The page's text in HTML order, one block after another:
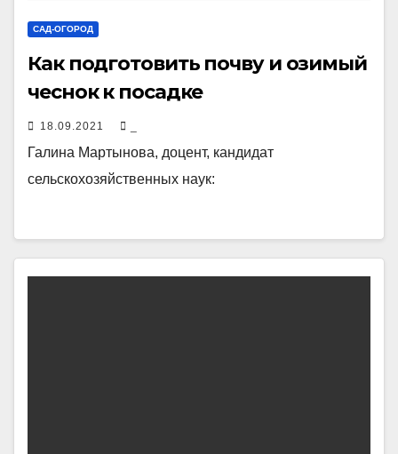
САД-ОГОРОД
Как подготовить почву и озимый
чеснок к посадке
18.09.2021
Галина Мартынова, доцент, кандидат
сельскохозяйственных наук: